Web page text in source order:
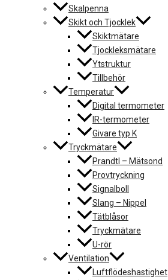
Skalpenna
Skikt och Tjocklek
Skiktmätare
Tjockleksmätare
Ytstruktur
Tillbehör
Temperatur
Digital termometer
IR-termometer
Givare typ K
Tryckmätare
Prandtl – Mätsond
Provtryckning
Signalboll
Slang – Nippel
Tätblåsor
Tryckmätare
U-rör
Ventilation
Luftflödeshastighet